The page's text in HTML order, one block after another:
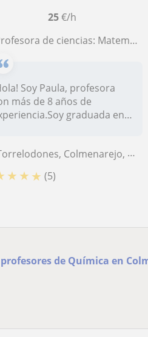
25€/h
de ciencias: Matemáticas, Física, Química y Biología | 8 años de experiencia
Soy Paula, profesora
más de 8 años de
graduada en
Colmenarejo, Galapagar, Hoyo de Manzanares
★ ★ ★ (5)
de Química en